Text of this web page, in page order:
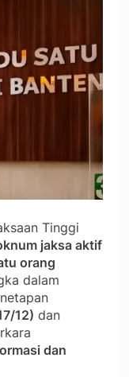
Tinggi
jaksa aktif
orang
dalam
12) dan
dan